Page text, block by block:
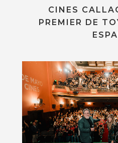
CINES
PREMIER DE